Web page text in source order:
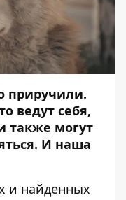
приручили.
ведут себя,
также могут
И наша
и найденных